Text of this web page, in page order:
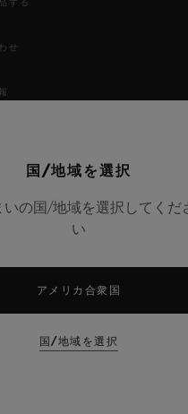
する
せ
組み
国/地域を選択
いの国/地域を選択してくだ
い
アメリカ合衆国
国/地域を選択